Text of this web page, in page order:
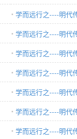
学而远行之----明代
学而远行之----明代
学而远行之----明代
学而远行之----明代
学而远行之----明代
学而远行之----明代
学而远行之----明代